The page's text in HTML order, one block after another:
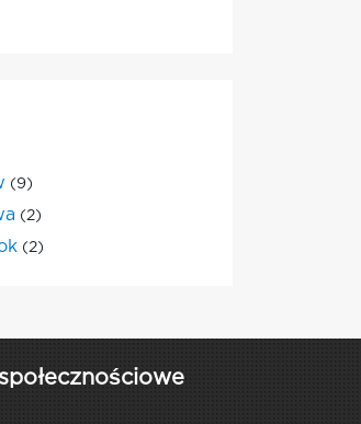
(9)
(2)
(2)